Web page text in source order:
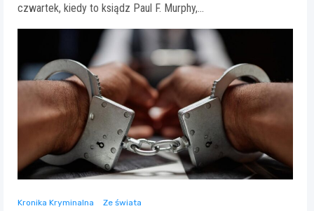
czwartek, kiedy to ksiądz Paul F. Murphy,…
Kronika Kryminalna Ze świata